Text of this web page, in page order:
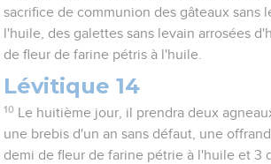
sacrifice de communion des gâteaux sans
l'huile, des galettes sans levain arrosées
de fleur de farine pétris à l'huile.
Lévitique 14
10
Le huitième jour, il prendra deux
une brebis d'un an sans défaut, une
demi de fleur de farine pétrie à l'huile et 3